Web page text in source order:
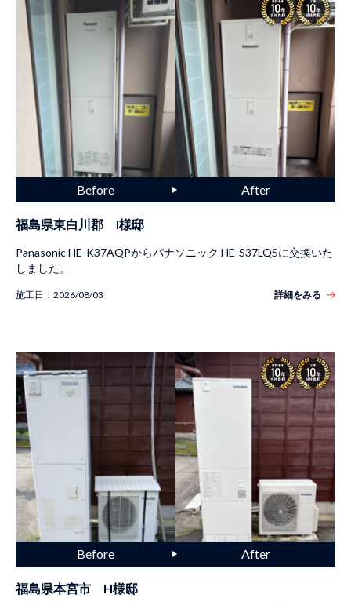
福島県東白川郡 I様邸
Panasonic HE-K37AQPからパナソニック HE-S37LQSに交換いた
しました。
施工日： 2026/08/03 詳細をみる
福島県本宮市 H様邸